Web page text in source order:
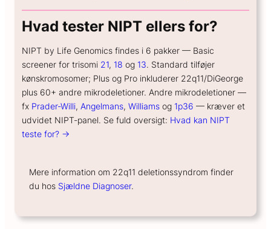
Hvad tester NIPT ellers for?
NIPT by Life Genomics findes i 6 pakker — Basic
screener for trisomi 21, 18 og 13. Standard tilføjer
kønskromosomer; Plus og Pro inkluderer 22q11/DiGeorge
plus 60+ andre mikrodeletioner. Andre mikrodeletioner —
fx Prader-Willi, Angelmans, Williams og 1p36 — kræver et
udvidet NIPT-panel. Se fuld oversigt: Hvad kan NIPT
teste for? →
Mere information om 22q11 deletionssyndrom finder
du hos Sjældne Diagnoser.